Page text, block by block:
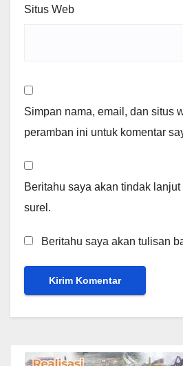
Situs Web
Simpan nama, email, dan situs
peramban ini untuk komentar
Beritahu saya akan tindak
surel.
Beritahu saya akan tulisan